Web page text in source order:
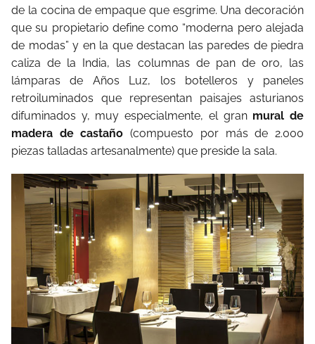
de la cocina de empaque que esgrime. Una decoración
que su propietario define como “moderna pero alejada
de modas” y en la que destacan las paredes de piedra
caliza de la India, las columnas de pan de oro, las
lámparas de Años Luz, los botelleros y paneles
retroiluminados que representan paisajes asturianos
difuminados y, muy especialmente, el gran mural de
madera de castaño (compuesto por más de 2.000
piezas talladas artesanalmente) que preside la sala.